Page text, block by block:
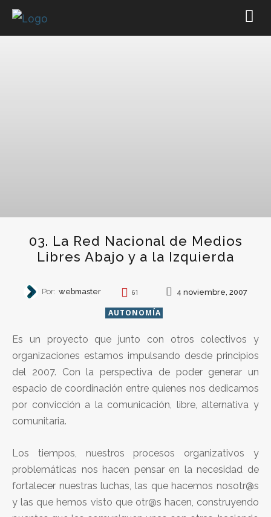
03. La Red Nacional de Medios
Libres Abajo y a la Izquierda
Por: webmaster 61 4 noviembre, 2007
AUTONOMÍA
Es un proyecto que junto con otros colectivos y
organizaciones estamos impulsando desde principios
del 2007. Con la perspectiva de poder generar un
espacio de coordinación entre quienes nos dedicamos
por convicción a la comunicación, libre, alternativa y
comunitaria.
Los tiempos, nuestros procesos organizativos y
problemáticas nos hacen pensar en la necesidad de
fortalecer nuestras luchas, las que hacemos nosotr@s
y las que hemos visto que otr@s hacen, construyendo